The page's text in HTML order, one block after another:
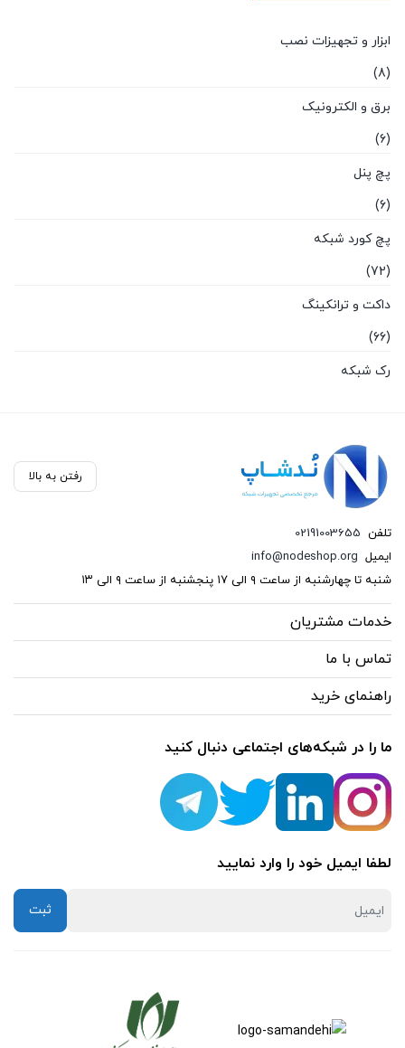
ابزار و تجهیزات نصب
(8)
برق و الکترونیک
(6)
پچ پنل
(6)
پچ کورد شبکه
(72)
داکت و ترانکینگ
(66)
رک شبکه
(136)
سوکت و کیستون
(26)
(121)
(13)
کیستون
(12)
یو پی اس
(6)
رفتن به بالا
تلفن 02191003655
ایمیل info@nodeshop.org
شنبه تا چهارشنبه از ساعت ۹ الی ۱۷ پنجشنبه از ساعت ۹ الی ۱۳
خدمات مشتریان
تماس با ما
راهنمای خرید
ما را در شبکه‌های اجتماعی دنبال کنید
لطفا ایمیل خود را وارد نمایید